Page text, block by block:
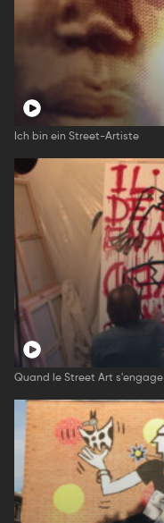
Ich bin ein Street-Artiste
Quand le Street Art s'engage